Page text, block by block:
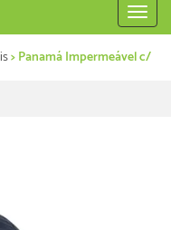
Abrir
menu
> Panamá Impermeável c/